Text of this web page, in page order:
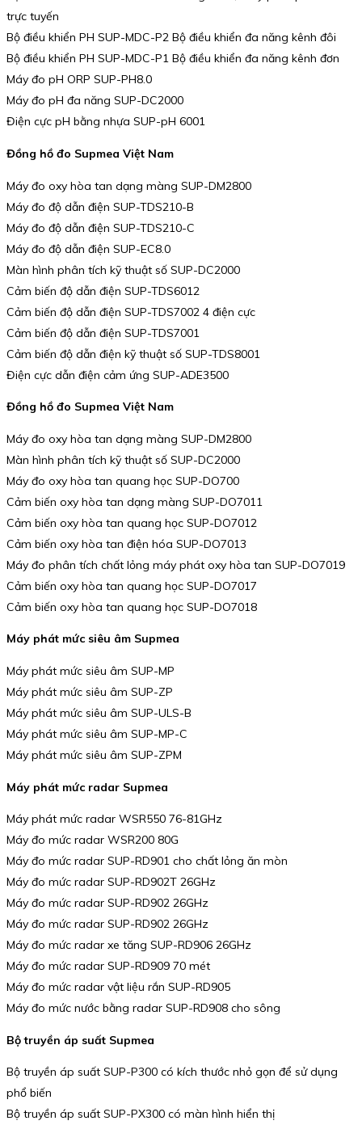
trực tuyến
Bộ điều khiển PH SUP-MDC-P2 Bộ điều khiển đa năng kênh đôi
Bộ điều khiển PH SUP-MDC-P1 Bộ điều khiển đa năng kênh đơn
Máy đo pH ORP SUP-PH8.0
Máy đo pH đa năng SUP-DC2000
Điện cực pH bằng nhựa SUP-pH 6001
Đồng hồ đo Supmea Việt Nam
Máy đo oxy hòa tan dạng màng SUP-DM2800
Máy đo độ dẫn điện SUP-TDS210-B
Máy đo độ dẫn điện SUP-TDS210-C
Máy đo độ dẫn điện SUP-EC8.0
Màn hình phân tích kỹ thuật số SUP-DC2000
Cảm biến độ dẫn điện SUP-TDS6012
Cảm biến độ dẫn điện SUP-TDS7002 4 điện cực
Cảm biến độ dẫn điện SUP-TDS7001
Cảm biến độ dẫn điện kỹ thuật số SUP-TDS8001
Điện cực dẫn điện cảm ứng SUP-ADE3500
Đồng hồ đo Supmea Việt Nam
Máy đo oxy hòa tan dạng màng SUP-DM2800
Màn hình phân tích kỹ thuật số SUP-DC2000
Máy đo oxy hòa tan quang học SUP-DO700
Cảm biến oxy hòa tan dạng màng SUP-DO7011
Cảm biến oxy hòa tan quang học SUP-DO7012
Cảm biến oxy hòa tan điện hóa SUP-DO7013
Máy đo phân tích chất lỏng máy phát oxy hòa tan SUP-DO7019
Cảm biến oxy hòa tan quang học SUP-DO7017
Cảm biến oxy hòa tan quang học SUP-DO7018
Máy phát mức siêu âm Supmea
Máy phát mức siêu âm SUP-MP
Máy phát mức siêu âm SUP-ZP
Máy phát mức siêu âm SUP-ULS-B
Máy phát mức siêu âm SUP-MP-C
Máy phát mức siêu âm SUP-ZPM
Máy phát mức radar Supmea
Máy phát mức radar WSR550 76-81GHz
Máy đo mức radar WSR200 80G
Máy đo mức radar SUP-RD901 cho chất lỏng ăn mòn
Máy đo mức radar SUP-RD902T 26GHz
Máy đo mức radar SUP-RD902 26GHz
Máy đo mức radar SUP-RD902 26GHz
Máy đo mức radar xe tăng SUP-RD906 26GHz
Máy đo mức radar SUP-RD909 70 mét
Máy đo mức radar vật liệu rắn SUP-RD905
Máy đo mức nước bằng radar SUP-RD908 cho sông
Bộ truyền áp suất Supmea
Bộ truyền áp suất SUP-P300 có kích thước nhỏ gọn để sử dụng
phổ biến
Bộ truyền áp suất SUP-PX300 có màn hình hiển thị